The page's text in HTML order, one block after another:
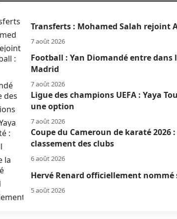
Transferts : Mohamed Salah rejoint
7 août 2026
Football : Yan Diomandé entre
Madrid
7 août 2026
Ligue des champions UEFA : Yaya
une option
7 août 2026
Coupe du Cameroun de karaté
classement des clubs
6 août 2026
Hervé Renard officiellement nommé
5 août 2026